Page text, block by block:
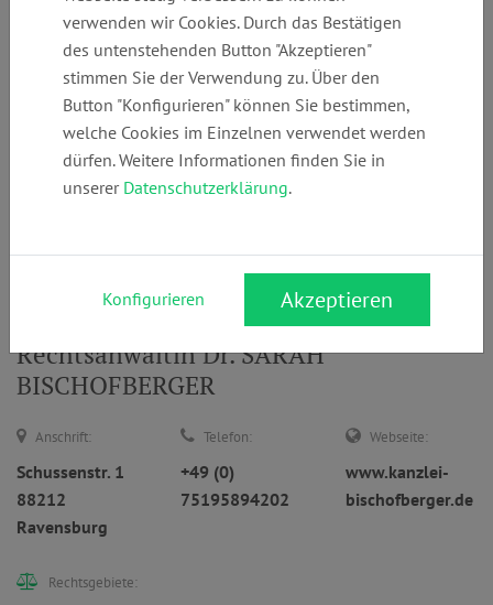
... oder
Anwaltsuche
Rechtsanwältin Dr. SARAH
BISCHOFBERGER
Anschrift:
Schussenstr. 1
88212
Ravensburg
Telefon:
+49 (0)
75195894202
Webseite:
www.kanzlei-
bischofberger.de
Rechtsgebiete:
verwenden wir Cookies. Durch das Bestätigen
des untenstehenden Button "Akzeptieren"
stimmen Sie der Verwendung zu. Über den
Button "Konfigurieren" können Sie bestimmen,
welche Cookies im Einzelnen verwendet werden
dürfen. Weitere Informationen finden Sie in
unserer Datenschutzerklärung.
Konfigurieren Akzeptieren